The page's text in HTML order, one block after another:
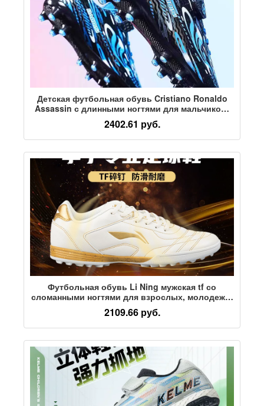
Детская футбольная обувь Cristiano Ronaldo
Assassin с длинными ногтями для мальчиков-
Ассасинов, учащихся начальной школы,
Специальная обувь для тренировок со
сломанными ногтями
2402.61 руб.
Футбольная обувь Li Ning мужская tf со
сломанными ногтями для взрослых, молодежи,
студентов, женщин, посвященная
официальному аутентичному соревнованию по
профессиональной подготовке
2109.66 руб.